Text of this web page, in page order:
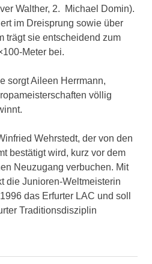
Walther, 2. Michael Domin).
im Dreisprung sowie über
trägt sie entscheidend zum
Meter bei.
sorgt Aileen Herrmann,
völlig
Wehrstedt, der von den
bestätigt wird, kurz vor dem
Neuzugang verbuchen. Mit
die Junioren-Weltmeisterin
das Erfurter LAC und soll
Traditionsdisziplin